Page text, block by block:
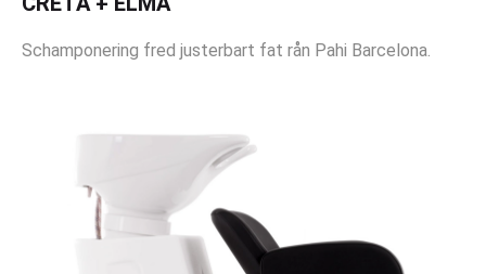
Schamponering fred justerbart fat rån Pahi Barcelona.